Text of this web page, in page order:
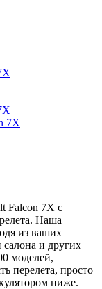
Falcon 7X с
Наша
из ваших
и других
моделей,
перелета, просто
ниже.